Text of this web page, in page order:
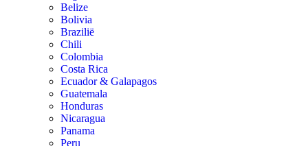
Belize
Bolivia
Brazilië
Chili
Colombia
Costa Rica
Ecuador & Galapagos
Guatemala
Honduras
Nicaragua
Panama
Peru